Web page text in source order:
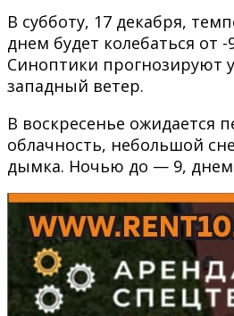
В субботу, 17 декабря,
днем будет колебаться от -
Синоптики прогнозируют
западный ветер.
В воскресенье ожидается
облачность, небольшой
дымка. Ночью до — 9, днем